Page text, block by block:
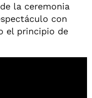
la ceremonia
con
el principio de